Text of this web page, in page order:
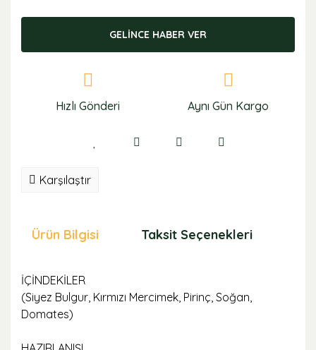
GELİNCE HABER VER
Hızlı Gönderi Aynı Gün Kargo
Karşılaştır
Ürün Bilgisi Taksit Seçenekleri
İÇİNDEKİLER
(Siyez Bulgur, Kırmızı Mercimek, Pirinç, Soğan,
Domates)